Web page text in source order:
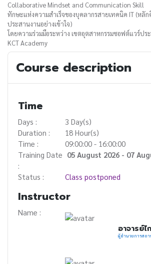
Collaborative Mindset and Communication Skill
ทักษะแห่งความสำเร็จของบุคลากรสายเทคนิค IT (หลั
ประสานงานอย่างเข้าใจ)
โดยความร่วมมือระหว่าง เขตอุตสาหกรรมซอฟต์แวร์ป
KCT Academy
Course description
Time
Days :
3 Day(s)
Duration :
18 Hour(s)
Time :
09:00:00 - 16:00:00
Training Date
:
05 August 2026 - 07
Status : Class postponed
Instructor
Name :
อาจารย์
ผู้อำนวยการสถา